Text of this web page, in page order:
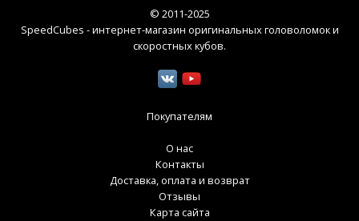
© 2011-2025
SpeedCubes - интернет-магазин оригинальных головоломок и
скоростных кубов.
Покупателям
О нас
Контакты
Доставка, оплата и возврат
Отзывы
Карта сайта